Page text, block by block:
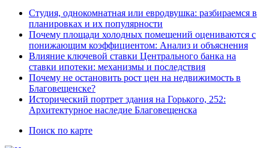
Студия, однокомнатная или евродвушка: разбираемся в
планировках и их популярности
Почему площади холодных помещений оцениваются с
понижающим коэффициентом: Анализ и объяснения
Влияние ключевой ставки Центрального банка на
ставки ипотеки: механизмы и последствия
Почему не остановить рост цен на недвижимость в
Благовещенске?
Исторический портрет здания на Горького, 252:
Архитектурное наследие Благовещенска
Поиск по карте